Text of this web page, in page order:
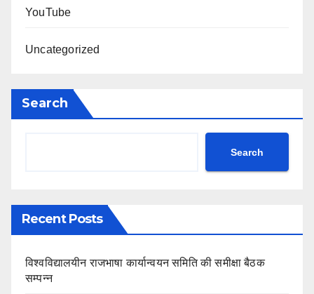
YouTube
Uncategorized
Search
Search
Recent Posts
विश्वविद्यालयीन राजभाषा कार्यान्वयन समिति की समीक्षा बैठक
सम्पन्न